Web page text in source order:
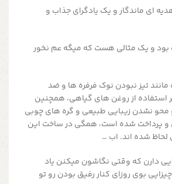
ای ماندگار و یک یادگرای جذاب و
بود و یک مثالی هست که میگه عم نخور
مانند تیز نبودن نوک فرفره ها و ضد
از روغن های گیاهی، همچنین
محو نشدن زیبایی طبیعی و گره های چوبی
و پرداخت شده است، همگی در ساخت این
شده اند. اب …
دارن که وقتی نگاشون میکنن یاد
بوی روزای کنار رفیق بودن رو تو